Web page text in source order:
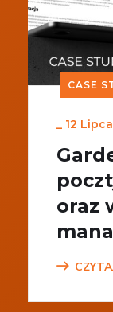
CASE
_ 12
oraz